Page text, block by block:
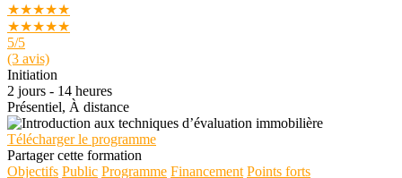
★★★★★
★★★★★
5/5
(3 avis)
Initiation
2 jours - 14 heures
Présentiel, À distance
Télécharger le programme
Partager cette formation
Objectifs Public Programme Financement Points forts